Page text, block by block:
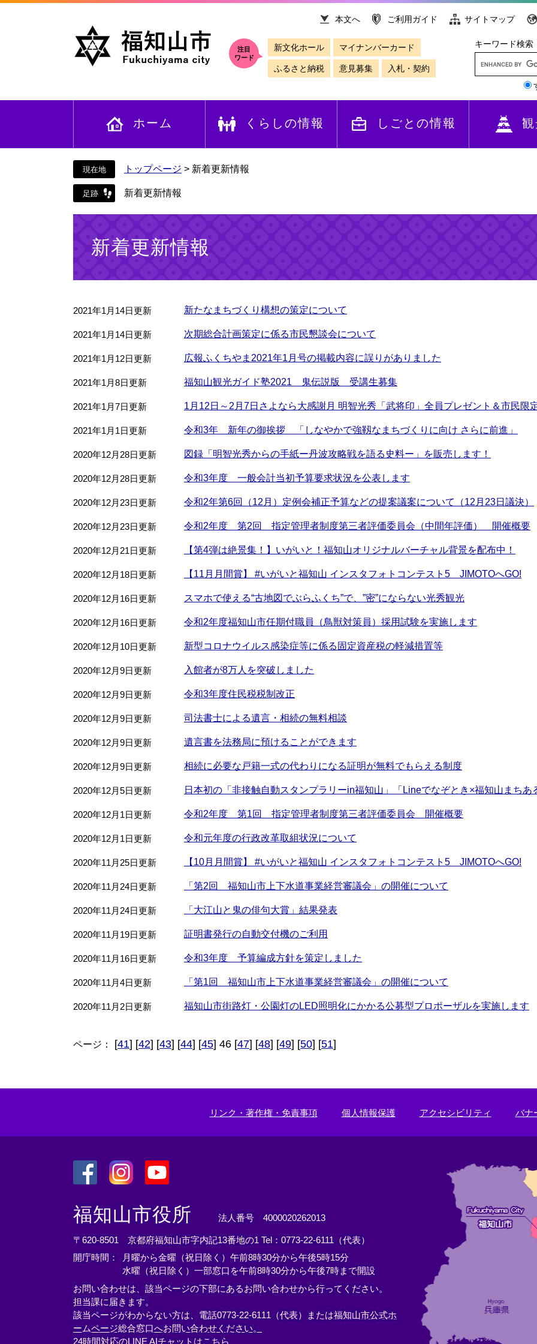
文
本文へ ご利用ガイド サイトマップ
注目
ワード
新文化ホール マイナンバーカード
ふるさと納税 意見募集 入札・契約
キーワード検索
ホーム くらしの情報 しごとの情報
トップページ > 新着更新情報
新着更新情報
新着更新情報
2021年1月14日更新 新たなまちづくり構想の策定について
2021年1月14日更新 次期総合計画策定に係る市民懇談会について
2021年1月12日更新 広報ふくちやま2021年1月号の掲載内容に誤りがありました
2021年1月8日更新 福知山観光ガイド塾2021 鬼伝説版 受講生募集
2021年1月7日更新 1月12日～2月7日さよなら大感謝月 明智光秀「武将印」全員プレゼント＆市民限
2021年1月1日更新 令和3年 新年の御挨拶 「しなやかで強靱なまちづくりに向け さらに前進」
2020年12月28日更新 図録「明智光秀からの手紙ー丹波攻略戦を語る史料ー」を販売します！
2020年12月28日更新 令和3年度 一般会計当初予算要求状況を公表します
2020年12月23日更新 令和2年第6回（12月）定例会補正予算などの提案議案について（12月23日議決）
2020年12月23日更新 令和2年度 第2回 指定管理者制度第三者評価委員会（中間年評価） 開催概要
2020年12月21日更新 【第4弾は絶景集！】いがいと！福知山オリジナルバーチャル背景を配布中！
2020年12月18日更新 【11月月間賞】 #いがいと福知山 インスタフォトコンテスト5 JIMOTOへGO!
2020年12月16日更新 スマホで使える“古地図でぶらふくち”で、”密”にならない光秀観光
2020年12月16日更新 令和2年度福知山市任期付職員（鳥獣対策員）採用試験を実施します
2020年12月10日更新 新型コロナウイルス感染症等に係る固定資産税の軽減措置等
2020年12月9日更新 入館者が8万人を突破しました
2020年12月9日更新 令和3年度住民税税制改正
2020年12月9日更新 司法書士による遺言・相続の無料相談
2020年12月9日更新 遺言書を法務局に預けることができます
2020年12月9日更新 相続に必要な戸籍一式の代わりになる証明が無料でもらえる制度
2020年12月5日更新 日本初の「非接触自動スタンプラリーin福知山」「Lineでなぞとき×福知山まちあ
2020年12月1日更新 令和2年度 第1回 指定管理者制度第三者評価委員会 開催概要
2020年12月1日更新 令和元年度の行政改革取組状況について
2020年11月25日更新 【10月月間賞】 #いがいと福知山 インスタフォトコンテスト5 JIMOTOへGO!
2020年11月24日更新 「第2回 福知山市上下水道事業経営審議会」の開催について
2020年11月24日更新 「大江山と鬼の俳句大賞」結果発表
2020年11月19日更新 証明書発行の自動交付機のご利用
2020年11月16日更新 令和3年度 予算編成方針を策定しました
2020年11月4日更新 「第1回 福知山市上下水道事業経営審議会」の開催について
2020年11月2日更新 福知山市街路灯・公園灯のLED照明化にかかる公募型プロポーザルを実施します
ページ： [41] [42] [43] [44] [45] 46 [47] [48] [49] [50] [51]
リンク・著作権・免責事項 個人情報保護 アクセシビリティ バナ
外
部
リ
ン
ク
外
部
リ
ン
ク
外
部
リ
ン
ク
＞
福知山市役所 法人番号 4000020262013
〒620-8501 京都府福知山市字内記13番地の1 Tel：0773-22-6111（代表）
開庁時間： 月曜から金曜（祝日除く）午前8時30分から午後5時15分
水曜（祝日除く）一部窓口を午前8時30分から午後7時まで開設
お問い合わせは、該当ページの下部にあるお問い合わせから行ってください。
担当課に届きます。
該当ページがわからない方は、電話0773-22-6111（代表）または福知山市公式ホ
ームページ総合窓口へお問い合わせください。
24時間対応のLINE AIチャットはこちら